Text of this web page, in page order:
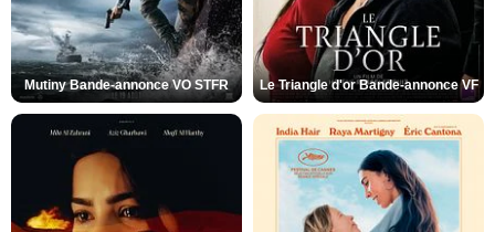
Mutiny Bande-annonce VO STFR Le Triangle d'or Bande-annonce VF